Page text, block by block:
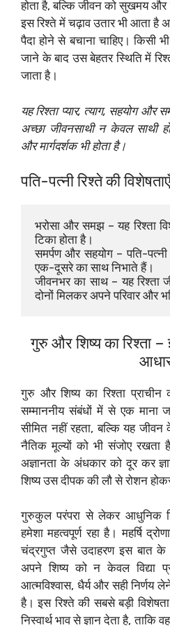
होता है, बल्कि जीवन को सुखमय
इस रिश्ते में चढ़ाव उतार भी आता है
पैदा होने से बचाना चाहिए। किसी
जाने के बाद उस बेहतर स्थिति में
जाता है।
यह रिश्ता प्यार, त्याग, सहयोग और
अच्छा जीवनसाथी न केवल साथी
और मार्गदर्शक भी होता है।
पति-पत्नी रिश्ते की
भरोसा और समझ – यह रिश्ता
टिका होता है।
समर्पण और सहयोग – पति-पत्नी
एक-दूसरे का साथ निभाते हैं।
जीवनभर का साथ – यह रिश्ता
दोनों मिलकर अपने परिवार और
गुरु और शिष्य का रिश्ता –
गुरु और शिष्य का रिश्ता
सम्माननीय संबंधों में से एक माना
सीमित नहीं रहता, बल्कि यह जीवन
नैतिक मूल्यों को भी संजोए रखता
अज्ञानता के अंधकार को दूर कर
शिष्य उस दीपक की लौ से रोशन
गुरुकुल परंपरा से लेकर आधुनिक
हमेशा महत्वपूर्ण रहा है। महर्षि
चंद्रगुप्त जैसे उदाहरण इस बात
अपने शिष्य को न केवल विद्या
आत्मविश्वास, धैर्य और सही निर्णय
है। इस रिश्ते की सबसे बड़ी
निस्वार्थ भाव से ज्ञान देता है,